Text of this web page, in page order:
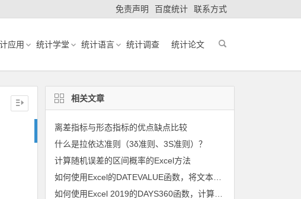
免责声明 百度统计 联系方式
应用 统计学堂 统计语言 统计调查 统计论文
相关文章
离差指标与形态指标的优点缺点比较
什么是拉依达准则（3δ准则、3S准则）？
计算随机误差的区间概率的Excel方法
如何使用Excel的DATEVALUE函数，将文本格式的日期转换为序列号？
如何使用Excel 2019的DAYS360函数，计算两个日期之间的天数？